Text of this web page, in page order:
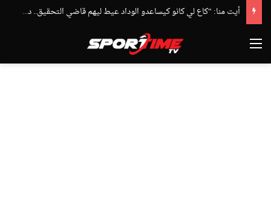
أيت منا: “كاع لي كانو كيساعدو الوداد عيط ليهم قاضي التحقيق.. دابا حتى شي واحد ما بقا باغي يعاون”
القائمة